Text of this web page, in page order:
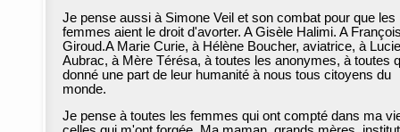
Je pense aussi à Simone Veil et son combat pour que les
femmes aient le droit d'avorter. A Gisèle Halimi. A
Giroud.A Marie Curie, à Hélène Boucher, aviatrice, à Lucie
Aubrac, à Mère Térésa, à toutes les anonymes, à toutes
donné une part de leur humanité à nous tous citoyens du
monde.
Je pense à toutes les femmes qui ont compté dans ma